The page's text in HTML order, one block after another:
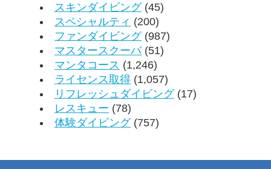
スキンダイビング(45)
スペシャルティ (200)
ファンダイビング(987)
マスタースクーバ(51)
マンタコース (1,246)
ライセンス取得 (1,057)
リフレッシュダイビング(17)
レスキュー (78)
体験ダイビング(757)